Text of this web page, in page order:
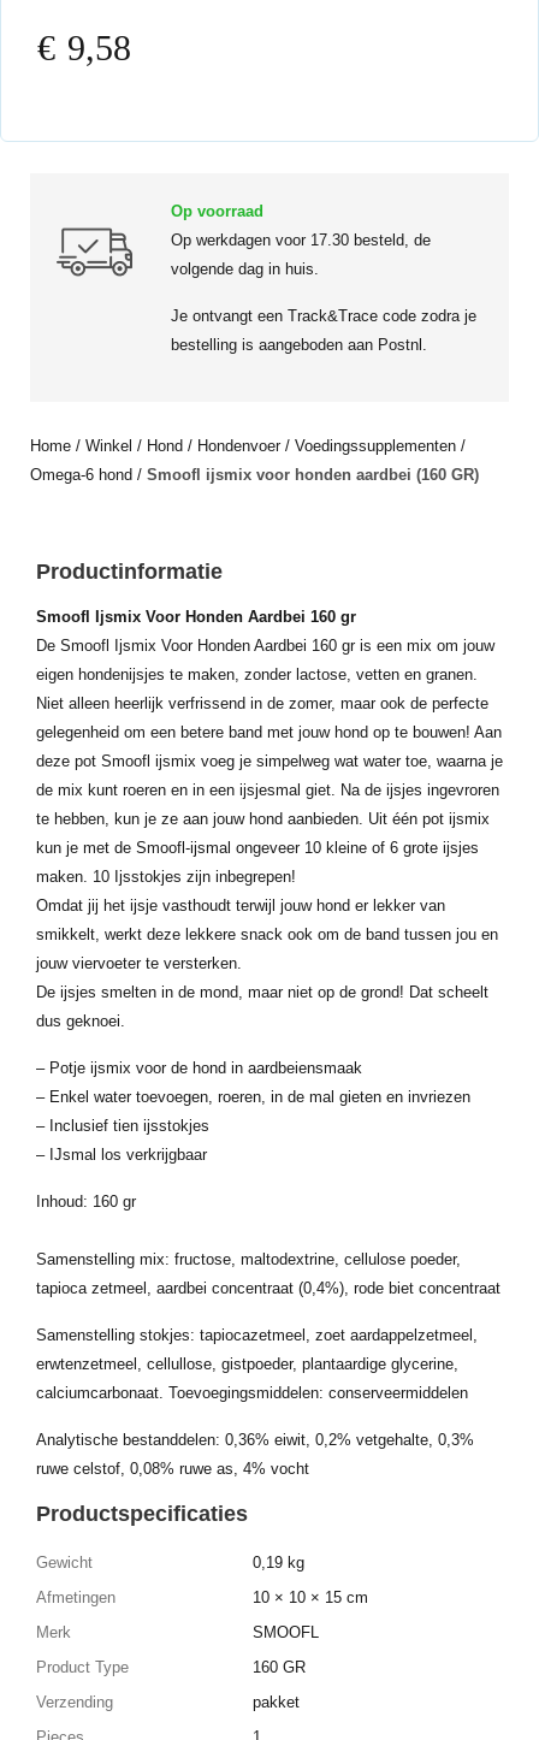
€ 9,58
Op voorraad
Op werkdagen voor 17.30 besteld, de
volgende dag in huis.
Je ontvangt een Track&Trace code zodra je
bestelling is aangeboden aan Postnl.
Home / Winkel / Hond / Hondenvoer/ Voedingssupplementen /
Omega-6 hond / Smoofl ijsmix voor honden aardbei (160 GR)
Productinformatie
Smoofl Ijsmix Voor Honden Aardbei 160 gr
De Smoofl Ijsmix Voor Honden Aardbei 160 gr is een mix om jouw
eigen hondenijsjes te maken, zonder lactose, vetten en granen.
Niet alleen heerlijk verfrissend in de zomer, maar ook de perfecte
gelegenheid om een betere band met jouw hond op te bouwen! Aan
deze pot Smoofl ijsmix voeg je simpelweg wat water toe, waarna je
de mix kunt roeren en in een ijsjesmal giet. Na de ijsjes ingevroren
te hebben, kun je ze aan jouw hond aanbieden. Uit één pot ijsmix
kun je met de Smoofl-ijsmal ongeveer 10 kleine of 6 grote ijsjes
maken. 10 Ijsstokjes zijn inbegrepen!
Omdat jij het ijsje vasthoudt terwijl jouw hond er lekker van
smikkelt, werkt deze lekkere snack ook om de band tussen jou en
jouw viervoeter te versterken.
De ijsjes smelten in de mond, maar niet op de grond! Dat scheelt
dus geknoei.
– Potje ijsmix voor de hond in aardbeiensmaak
– Enkel water toevoegen, roeren, in de mal gieten en invriezen
– Inclusief tien ijsstokjes
– IJsmal los verkrijgbaar
Inhoud: 160 gr
Samenstelling mix: fructose, maltodextrine, cellulose poeder,
tapioca zetmeel, aardbei concentraat (0,4%), rode biet concentraat
Samenstelling stokjes: tapiocazetmeel, zoet aardappelzetmeel,
erwtenzetmeel, cellullose, gistpoeder, plantaardige glycerine,
calciumcarbonaat. Toevoegingsmiddelen: conserveermiddelen
Analytische bestanddelen: 0,36% eiwit, 0,2% vetgehalte, 0,3%
ruwe celstof, 0,08% ruwe as, 4% vocht
Productspecificaties
Gewicht
0,19 kg
Afmetingen
10 × 10 × 15 cm
Merk
SMOOFL
Product Type
160 GR
Verzending
pakket
Pieces
1